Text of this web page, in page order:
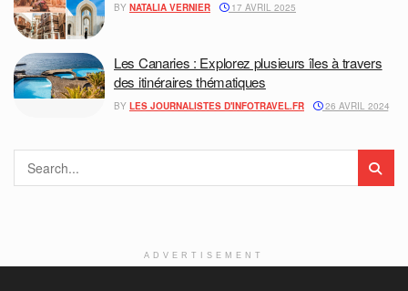
BY NATALIA VERNIER 17 AVRIL 2025
Les Canaries : Explorez plusieurs îles à travers
des itinéraires thématiques
BY LES JOURNALISTES D'INFOTRAVEL.FR 26 AVRIL 2024
ADVERTISEMENT